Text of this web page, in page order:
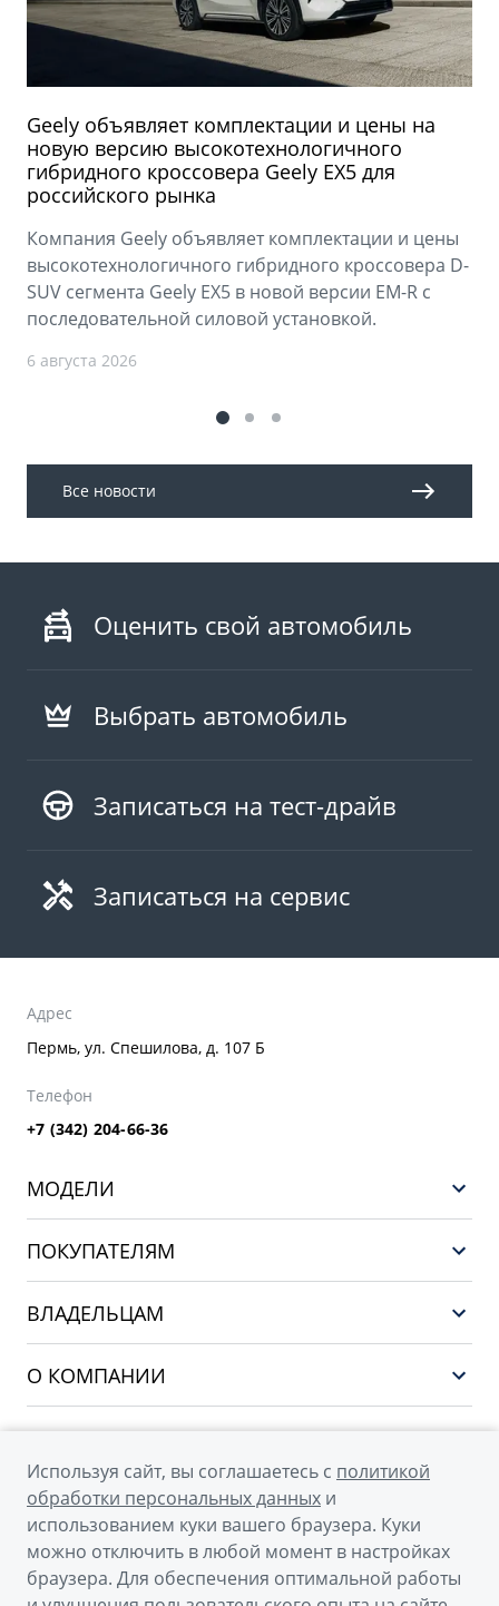
Geely объявляет комплектации и цены на
новую версию высокотехнологичного
гибридного кроссовера Geely EX5 для
российского рынка
Компания Geely объявляет комплектации и цены
высокотехнологичного гибридного кроссовера D-
SUV сегмента Geely EX5 в новой версии EM-R с
последовательной силовой установкой.
6 августа 2026
Все новости
Оценить свой автомобиль
Выбрать автомобиль
Записаться на тест-драйв
Записаться на сервис
Адрес
Пермь, ул. Спешилова, д. 107 Б
Телефон
+7 (342) 204-66-36
МОДЕЛИ
EX5
PREFACE
CITYRAY
ATLAS
OKAVANGO
MONJARO
ПОКУПАТЕЛЯМ
ВЛАДЕЛЬЦАМ
О КОМПАНИИ
Новости
Наша команда
Правовая информация
Мы в соцсетях
Используя сайт, вы соглашаетесь с политикой
обработки персональных данных и
использованием куки вашего браузера. Куки
можно отключить в любой момент в настройках
браузера. Для обеспечения оптимальной работы